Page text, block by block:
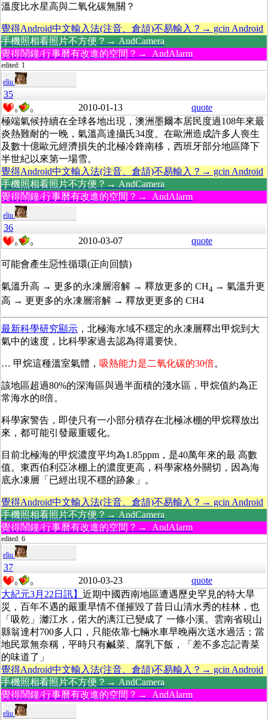
溫度比水星高與二氧化碳無關？
覺得Android中文輸入法(注音、倉頡)不易輸入？→ gcin Android
手機照相看照片不方便？→ AndCamera
覺得鬧鐘/行事曆有改進的空間？→ AndAlarm
edited: 1
eliu
35
0 0 2010-01-13
quote
極端氣候持續在全球各地出現，澳洲墨爾本居民度過108年來最
炎熱難耐的一晚，氣溫高達攝氏34度。在歐洲造成許多人喪生
及數十億歐元經濟損失的北極冷鋒南移，西班牙部分地區降下
半世紀以來第一場雪。
覺得Android中文輸入法(注音、倉頡)不易輸入？→ gcin Android
手機照相看照片不方便？→ AndCamera
覺得鬧鐘/行事曆有改進的空間？→ AndAlarm
eliu
36
0 0 2010-03-07 quote
可能會產生惡性循環(正向回饋)
氣溫升高 → 更多的永凍層溶解 → 釋放更多的 CH4 → 氣溫升更
高 → 更更多的永凍層溶解 → 釋放更更多的 CH4
最新科學研究顯示 ，北極海水域不穩定的永凍層釋出甲烷到大
氣中的速度，比科學家過去認為得還要快。
… 甲烷這種溫室氣體， 吸熱能力是二氧化碳的30倍。
該地區超過80%的深海區與過半面積的淺水區，甲烷值約為正
常海水的8倍。
科學家警告，即使只有一小部分積存在北極冰棚的甲烷釋放出
來，都可能引發嚴重暖化。
目前北極海的甲烷濃度平均為1.85ppm，是40萬年來的最 高數
值。東西伯利亞冰棚上的濃度更高，科學家格外關切，因為海
底永凍層「已經出現不穩的跡象」。
覺得Android中文輸入法(注音、倉頡)不易輸入？→ gcin Android
手機照相看照片不方便？→ AndCamera
覺得鬧鐘/行事曆有改進的空間？→ AndAlarm
edited: 6
eliu
37
0 0 2010-03-23
quote
大紀元3月22日訊】 近期中國西南地區遭遇歷史罕見的特大旱
災，百年不遇的嚴重旱情不僅摧毀了昔日山清水秀的桂林，也
「吸乾」灕江水，偌大的漓江已變成了 一條小溪。雲南省硯山
縣翁達村700多人口，只能依靠七輛水車早晚兩次送水過活；當
地民眾無奈稱，平時只有鹹菜、腐乳下飯，「差不多忘記青菜
的味道了」
覺得Android中文輸入法(注音、倉頡)不易輸入？→ gcin Android
手機照相看照片不方便？→ AndCamera
覺得鬧鐘/行事曆有改進的空間？→ AndAlarm
eliu